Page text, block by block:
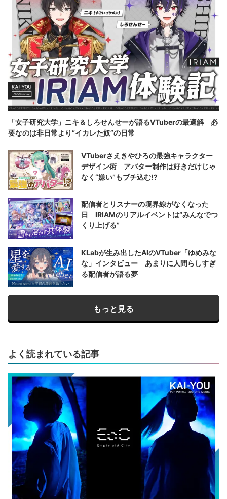
「女子研究大学」ニキ＆しろせんせーが語るVTuberの最適解 必
要なのは非日常より“イカレた奴”の日常
VTuberさえきやひろの最強キャラクター
デザイン術 アバター制作は好きだけじゃ
なく“嫌い”もブチ込む!?
配信者とリスナーの境界線がなくなった
日 IRIAMのリアルイベントは“みんなでつ
くり上げる”
KLabが生み出したAIのVTuber「ゆめみな
な」インタビュー あまりに人間らしすぎ
る配信者が語る夢
もっと見る
よく読まれている記事